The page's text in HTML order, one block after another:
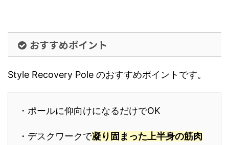
おすすめポイント
Style Recovery Pole のおすすめポイントです。
・ポールに仰向けになるだけでOK
・デスクワークで凝り固まった上半身の筋肉